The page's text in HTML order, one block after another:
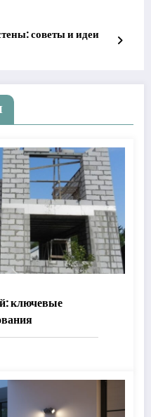
советы и идеи
ключевые